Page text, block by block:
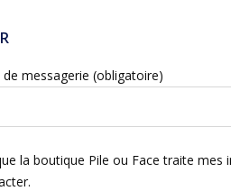
messagerie (obligatoire)
la boutique Pile ou Face traite mes